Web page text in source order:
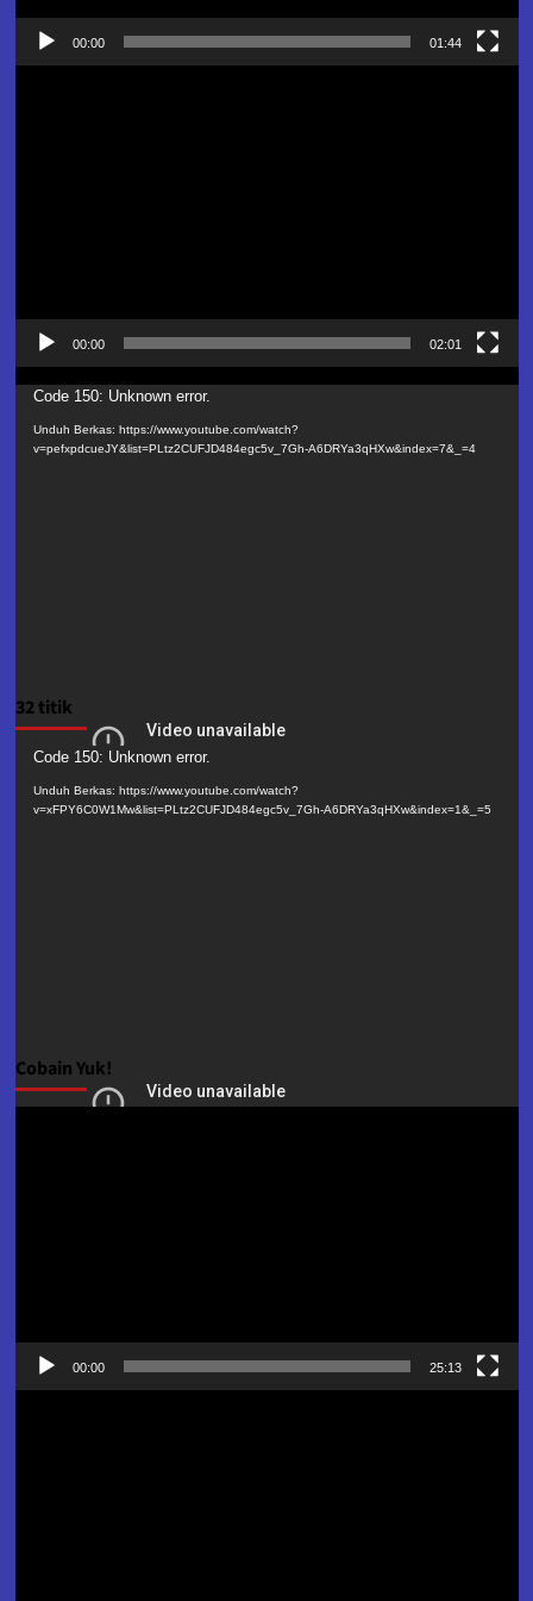
00:00 01:44
00:00 02:01
Pemutar
Video
Code 150: Unknown error.
Unduh Berkas: https://www.youtube.com/watch?
v=pefxpdcueJY&list=PLtz2CUFJD484egc5v_7Gh-A6DRYa3qHXw&index=7&_=4
32 titik
Pemutar
Video
Code 150: Unknown error.
Unduh Berkas: https://www.youtube.com/watch?
v=xFPY6C0W1Mw&list=PLtz2CUFJD484egc5v_7Gh-A6DRYa3qHXw&index=1&_=5
Cobain Yuk!
00:00 25:13